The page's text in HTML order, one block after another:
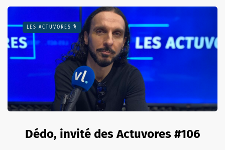
LES ACTUVORES 🎙
Dédo, invité des Actuvores #106